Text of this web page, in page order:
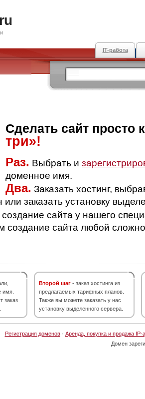
IT-работа
Сделать сайт просто
три»!
Раз. Выбрать и
доменное имя.
Два. Заказать хостинг,
заказать установку
создание сайта у нашего
создание сайта любой
имя.
заказ
Второй шаг - заказ хостинга из
предлагаемых тарифных планов.
Также вы можете заказать у нас
установку выделенного сервера.
Регистрация доменов· Аренда, покупка и продажа IP-
Домен